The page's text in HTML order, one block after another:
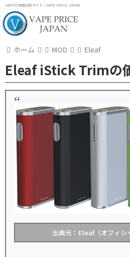
VAPEの価格比較サイト｜VAPE PRICE JAPAN
ホーム MOD Eleaf
Eleaf iStick Trimの
出典元：Eleaf（オフィシ